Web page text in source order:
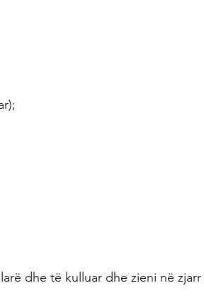
dhe të kulluar dhe zieni në